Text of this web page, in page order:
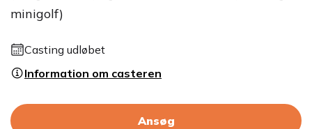
minigolf)
Casting udløbet
Information om casteren
Ansøg